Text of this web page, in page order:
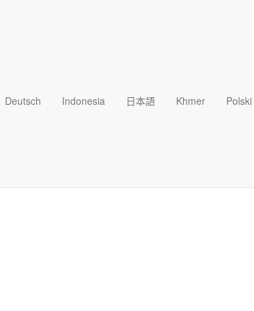
Deutsch Indonesia 日本語 Khmer Polski